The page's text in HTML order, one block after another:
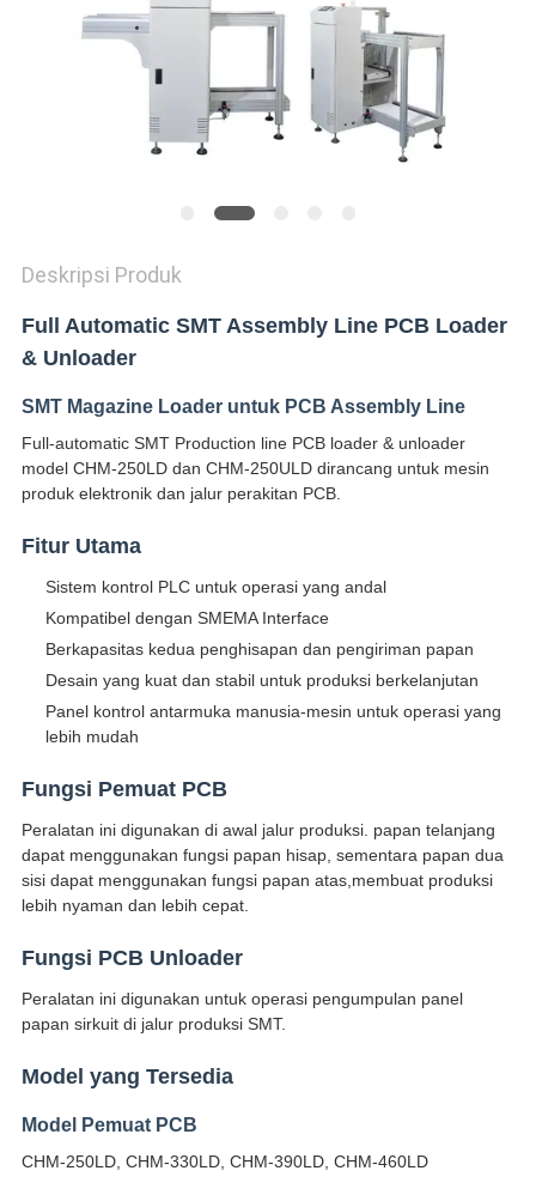
Deskripsi Produk
Full Automatic SMT Assembly Line PCB Loader
& Unloader
SMT Magazine Loader untuk PCB Assembly Line
Full-automatic SMT Production line PCB loader & unloader
model CHM-250LD dan CHM-250ULD dirancang untuk mesin
produk elektronik dan jalur perakitan PCB.
Fitur Utama
Sistem kontrol PLC untuk operasi yang andal
Kompatibel dengan SMEMA Interface
Berkapasitas kedua penghisapan dan pengiriman papan
Desain yang kuat dan stabil untuk produksi berkelanjutan
Panel kontrol antarmuka manusia-mesin untuk operasi yang
lebih mudah
Fungsi Pemuat PCB
Peralatan ini digunakan di awal jalur produksi. papan telanjang
dapat menggunakan fungsi papan hisap, sementara papan dua
sisi dapat menggunakan fungsi papan atas,membuat produksi
lebih nyaman dan lebih cepat.
Fungsi PCB Unloader
Peralatan ini digunakan untuk operasi pengumpulan panel
papan sirkuit di jalur produksi SMT.
Model yang Tersedia
Model Pemuat PCB
CHM-250LD, CHM-330LD, CHM-390LD, CHM-460LD